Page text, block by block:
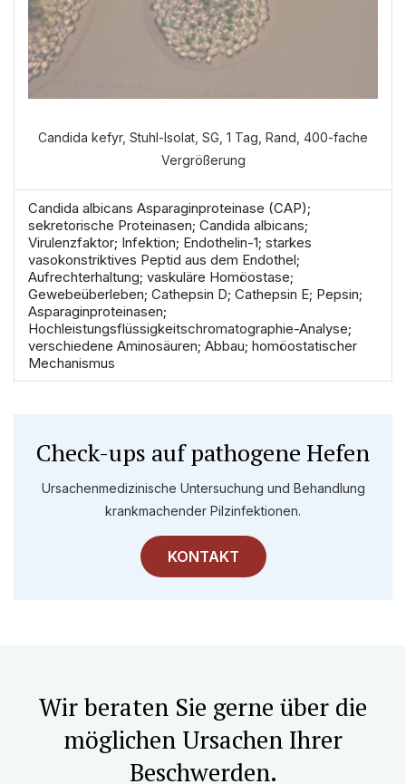
Candida kefyr, Stuhl-Isolat, SG, 1 Tag, Rand, 400-fache
Vergrößerung
Candida albicans Asparaginproteinase (CAP);
sekretorische Proteinasen; Candida albicans;
Virulenzfaktor; Infektion; Endothelin-1; starkes
vasokonstriktives Peptid aus dem Endothel;
Aufrechterhaltung; vaskuläre Homöostase;
Gewebeüberleben; Cathepsin D; Cathepsin E; Pepsin;
Asparaginproteinasen;
Hochleistungsflüssigkeitschromatographie-Analyse;
verschiedene Aminosäuren; Abbau; homöostatischer
Mechanismus
Check-ups auf pathogene Hefen
Ursachenmedizinische Untersuchung und Behandlung
krankmachender Pilzinfektionen.
KONTAKT
Wir beraten Sie gerne über die
möglichen Ursachen Ihrer
Beschwerden.